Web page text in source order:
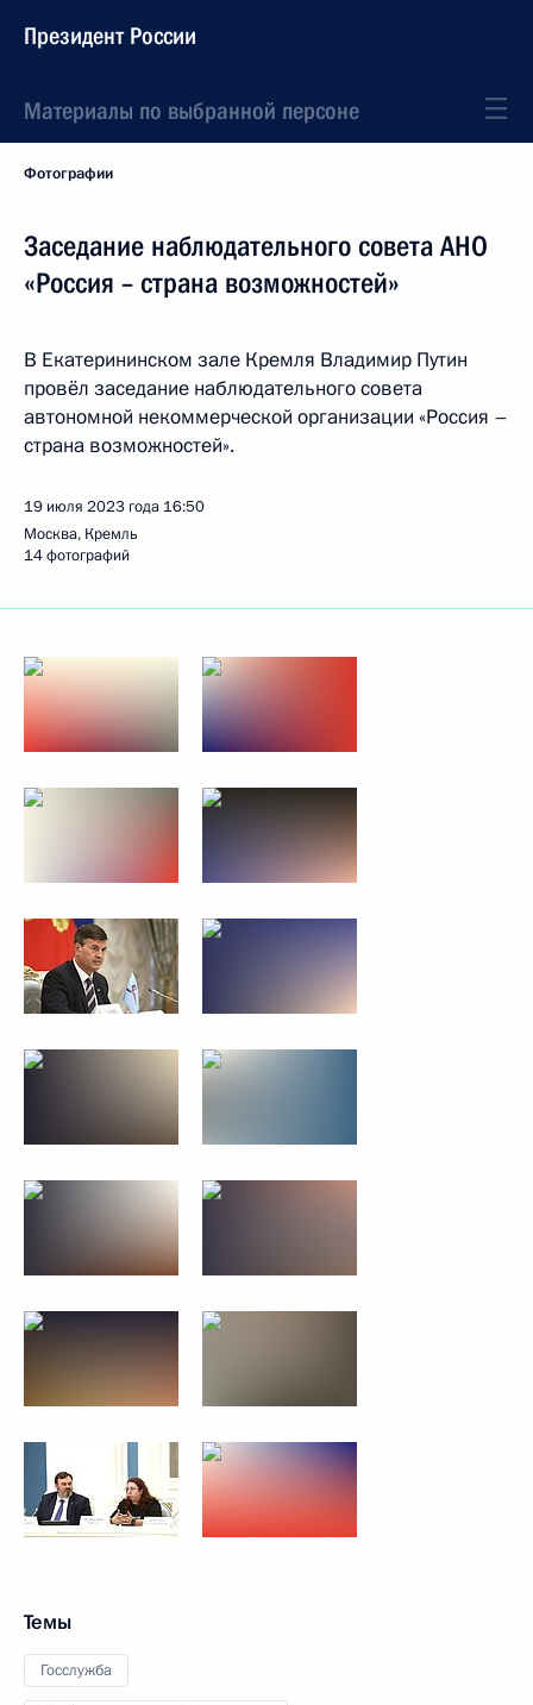
Президент России
Материалы по выбранной персоне
Фотографии
Заседание наблюдательного совета АНО
«Россия – страна возможностей»
В Екатерининском зале Кремля Владимир Путин
провёл заседание наблюдательного совета
автономной некоммерческой организации «Россия –
страна возможностей».
19 июля 2023 года 16:50
Москва, Кремль
14 фотографий
Темы
Госслужба